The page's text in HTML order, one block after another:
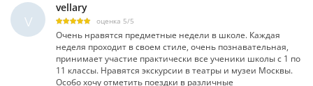
v
vellary
оценка 5/5
Очень нравятся предметные недели в школе. Каждая
неделя проходит в своем стиле, очень познавательная,
принимает участие практически все ученики школы с 1 по
11 классы. Нравятся экскурсии в театры и музеи Москвы.
Особо хочу отметить поездки в различные